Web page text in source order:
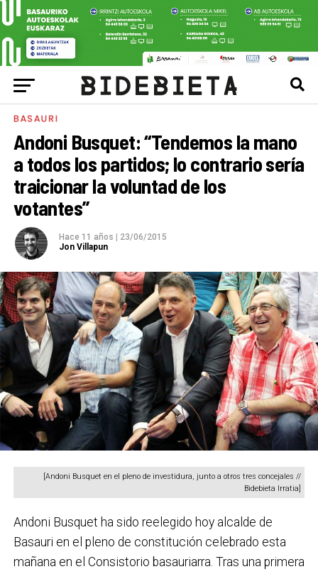
BASAURI
Andoni Busquet: “Tendemos la mano
a todos los partidos; lo contrario sería
traicionar la voluntad de los
votantes”
Hace 11 años
23/06/2015
Jon Villapun
[Andoni Busquet en el pleno de investidura, junto a otros tres concejales //
Bidebieta Irratia]
Andoni Busquet ha sido reelegido hoy alcalde de
Basauri en el pleno de constitución celebrado esta
mañana en el Consistorio basauriarra. Tras una primera